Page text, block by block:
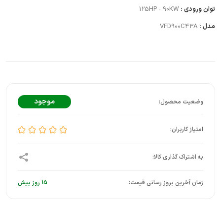
توان ورودی : 125HP - 90KW
مدل :
موجود
زمان آخرین بروز رسانی قیمت: 15 روز پیش